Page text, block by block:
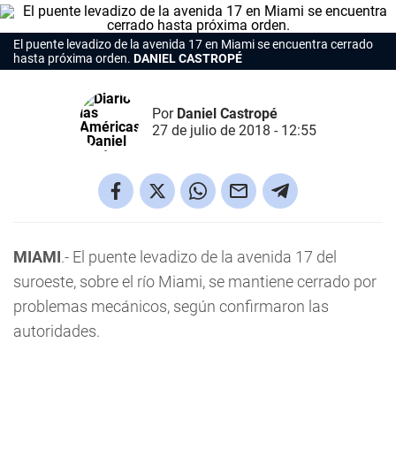
El puente levadizo de la avenida 17 en Miami se encuentra cerrado
hasta próxima orden. DANIEL CASTROPÉ
Por Daniel Castropé
27 de julio de 2018 - 12:55
MIAMI.- El puente levadizo de la avenida 17 del
suroeste, sobre el río Miami, se mantiene cerrado por
problemas mecánicos, según confirmaron las
autoridades.